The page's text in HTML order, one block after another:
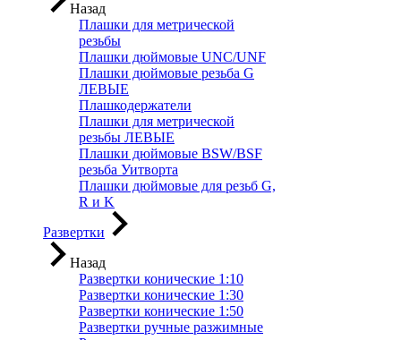
Назад
Плашки для метрической
резьбы
Плашки дюймовые UNC/UNF
Плашки дюймовые резьба G
ЛЕВЫЕ
Плашкодержатели
Плашки для метрической
резьбы ЛЕВЫЕ
Плашки дюймовые BSW/BSF
резьба Уитворта
Плашки дюймовые для резьб G,
R и K
Развертки
Назад
Развертки конические 1:10
Развертки конические 1:30
Развертки конические 1:50
Развертки ручные разжимные